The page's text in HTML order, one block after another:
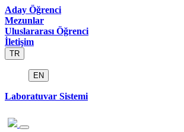
Aday Öğrenci
Mezunlar
Uluslararası Öğrenci
İletişim
TR
EN
Laboratuvar Sistemi